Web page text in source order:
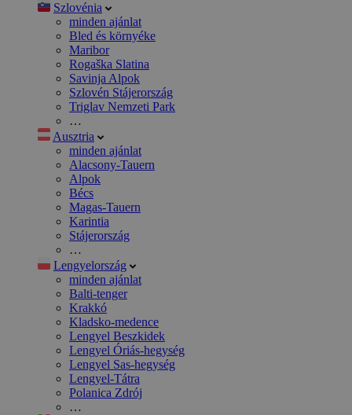
Szlovénia
minden ajánlat
Bled és környéke
Maribor
Rogaška Slatina
Savinja Alpok
Szlovén Stájerország
Triglav Nemzeti Park
…
Ausztria
minden ajánlat
Alacsony-Tauern
Alpok
Bécs
Magas-Tauern
Karintia
Stájerország
…
Lengyelország
minden ajánlat
Balti-tenger
Krakkó
Kladsko-medence
Lengyel Beszkidek
Lengyel Óriás-hegység
Lengyel Sas-hegység
Lengyel-Tátra
Polanica Zdrój
…